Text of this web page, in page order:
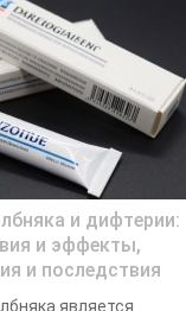
и дифтерии:
и эффекты,
и последствия
является